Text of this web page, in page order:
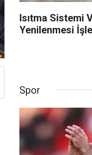
Isıtma Sistemi
Yenilenmesi
Spor